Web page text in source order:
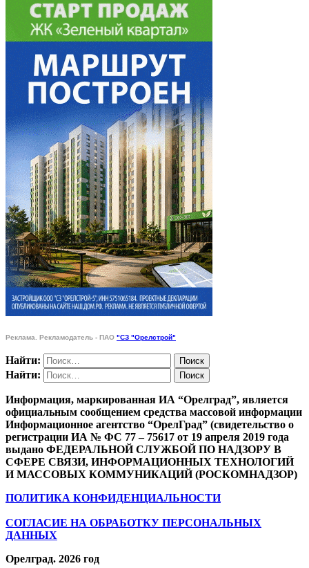
Реклама. Рекламодатель - ПАО "СЗ "Орелстрой"
Найти:
Найти:
Информация, маркированная ИА “Орелград”, является
официальным сообщением средства массовой информации
Информационное агентство “ОрелГрад” (свидетельство о
регистрации ИА № ФС 77 – 75617 от 19 апреля 2019 года
выдано ФЕДЕРАЛЬНОЙ СЛУЖБОЙ ПО НАДЗОРУ В
СФЕРЕ СВЯЗИ, ИНФОРМАЦИОННЫХ ТЕХНОЛОГИЙ
И МАССОВЫХ КОММУНИКАЦИЙ (РОСКОМНАДЗОР)
ПОЛИТИКА КОНФИДЕНЦИАЛЬНОСТИ
СОГЛАСИЕ НА ОБРАБОТКУ ПЕРСОНАЛЬНЫХ
ДАННЫХ
Орелград. 2026 год